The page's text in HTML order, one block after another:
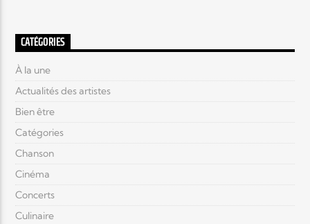
CATÉGORIES
À la une
Actualités des artistes
Bien être
Catégories
Chanson
Cinéma
Concerts
Culinaire